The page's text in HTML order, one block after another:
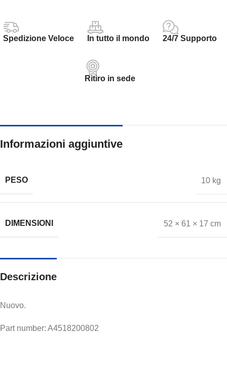
Spedizione Veloce In tutto il mondo 24/7 Supporto
Ritiro in sede
Informazioni aggiuntive
PESO 10 kg
DIMENSIONI 52 × 61 × 17 cm
Descrizione
Nuovo.
Part number: A4518200802